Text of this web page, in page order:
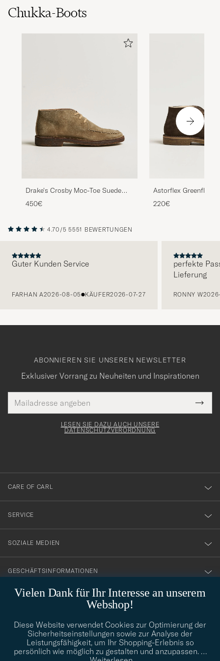
Chukka-Boots
Drake's Crosby Moc-Toe Suede
Chukka Boots Sand
450€
Astorflex Greenflex
Dark Brown Suede
220€
4.70/5 5551 BEWERTUNGEN
Guter Kunden Service
FARHAN A2026-08-05 KÄUFER2026-07-27
perfekte
Lieferung
RONNY W
Vielen Dank für Ihr Interesse an unserem
Webshop!
Diese Website verwendet Cookies zur Optimierung der
Sicherheitseinstellungen sowie zur Analyse der
Leistungsfähigkeit, um Ihr Shopping-Erlebnis so
persönlich wie möglich zu gestalten und anzupassen. …
ABONNIEREN SIE UNSEREN NEWSLETTER
Exklusiver Vorrang zu Neuheiten und Inspirationen
Mail
Adresse
Tack
för
dig
till
vårt
nyhetsbrev!
LESEN SIE DAZU AUCH UNSERE
DATENSCHUTZVERORDNUNG
CARE OF CARL
SERVICE
SOZIALE MEDIEN
GESCHÄFTSINFORMATIONEN
info@careofcarl.de
Benötigen Sie Hilfe bei der Suche nach Ihrem persönlichen Stil?
Wenden Sie sich an uns, wir helfen Ihnen gerne weiter!